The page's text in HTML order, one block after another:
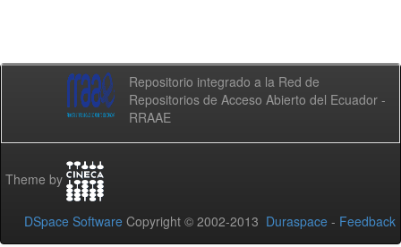
Repositorio integrado a la Red de
Repositorios de Acceso Abierto del Ecuador -
RRAAE
Theme by
DSpace Software Copyright © 2002-2013 Duraspace - Feedback